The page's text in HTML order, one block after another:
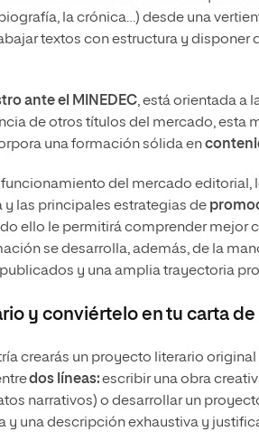
la crónica…) desde una
textos con estructura y disponer
ante el MINEDEC, está orientada a
de otros títulos del mercado, esta
una formación sólida en
del mercado
las principales estrategias de
ello le permitirá comprender mejor
se desarrolla, además, de la
y una amplia trayectoria
y conviértelo en tu carta
crearás un proyecto literario
dos líneas:escribir una obra
narrativos) o desarrollar un
y una descripción exhaustiva y